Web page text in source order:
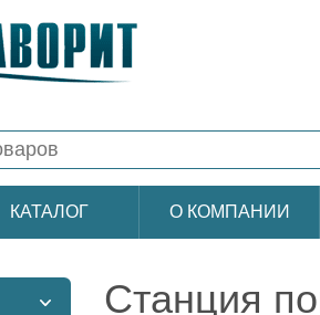
КАТАЛОГ О КОМПАНИИ
Станция